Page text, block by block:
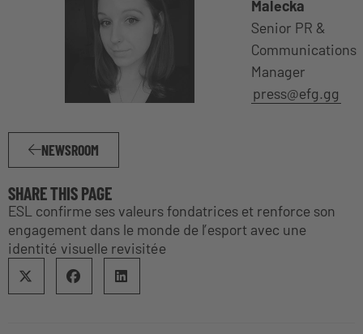
Malecka
Senior PR &
Communications
Manager
press@efg.gg
NEWSROOM
SHARE THIS PAGE
ESL confirme ses valeurs fondatrices et renforce son
engagement dans le monde de l’esport avec une
identité visuelle revisitée